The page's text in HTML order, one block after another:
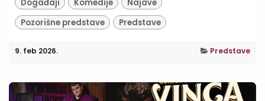
Događaji
Komedije
Najave
Pozorišne predstave
Predstave
9. feb 2026. Predstave